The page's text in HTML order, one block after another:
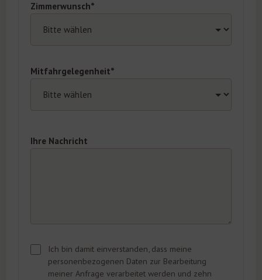
Zimmerwunsch*
Mitfahrgelegenheit*
Ihre Nachricht
Ich bin damit einverstanden, dass meine
personenbezogenen Daten zur Bearbeitung
meiner Anfrage verarbeitet werden und zehn